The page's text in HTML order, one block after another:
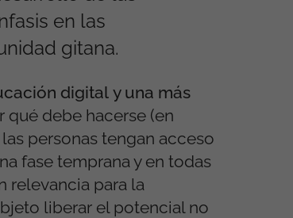
en las
gitana.
digital y una más
qué debe hacerse (en
personas tengan acceso
fase temprana y en todas
relevancia para la
liberar el potencial no